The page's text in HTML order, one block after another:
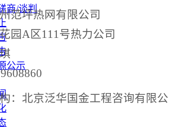
商/谈判
公示
范坪热网有限公司
园A 区111 号热力公司
：北京泛华国金工程咨询有限公